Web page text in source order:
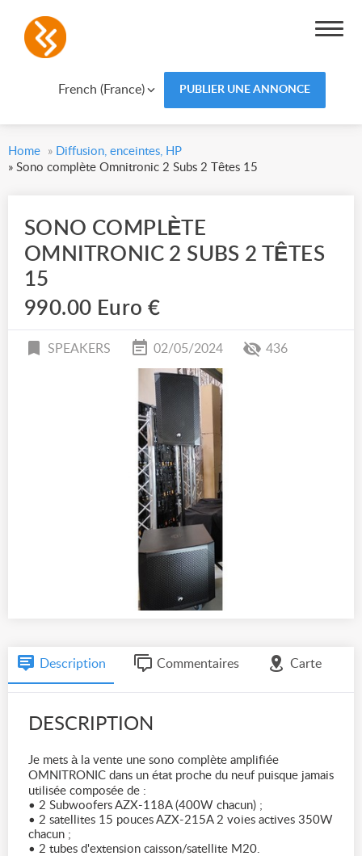
French (France) PUBLIER UNE ANNONCE
Home » Diffusion, enceintes, HP
» Sono complète Omnitronic 2 Subs 2 Têtes 15
SONO COMPLÈTE
OMNITRONIC 2 SUBS 2 TÊTES
15
990.00 Euro €
SPEAKERS 02/05/2024 436
Description Commentaires Carte
DESCRIPTION
Je mets à la vente une sono complète amplifiée
OMNITRONIC dans un état proche du neuf puisque jamais
utilisée composée de :
• 2 Subwoofers AZX-118A (400W chacun) ;
• 2 satellites 15 pouces AZX-215A 2 voies actives 350W
chacun ;
• 2 tubes d'extension caisson/satellite M20.